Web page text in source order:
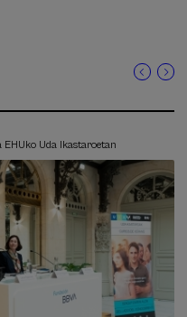
Uda Ikastaroetan